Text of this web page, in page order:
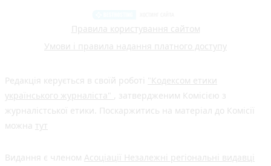
Правила користування сайтом
Умови і правила надання платного доступу
Редакція керується в своїй роботі "Кодексом етики
українського журналіста" , затвердженим Комісією з
журналістської етики. Поскаржитись на матеріал до Комісії
можна тут
Видання є членом Асоціації Незалежні регіональні видавці